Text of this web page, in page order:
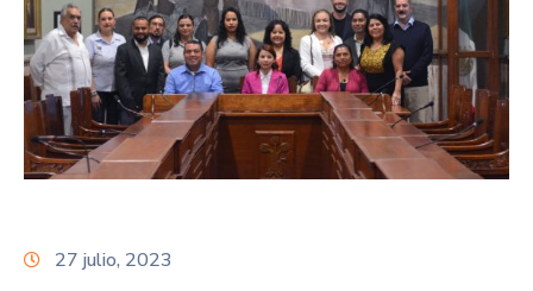
Licitaciones
Transparencia
Directorio
27 julio, 2023